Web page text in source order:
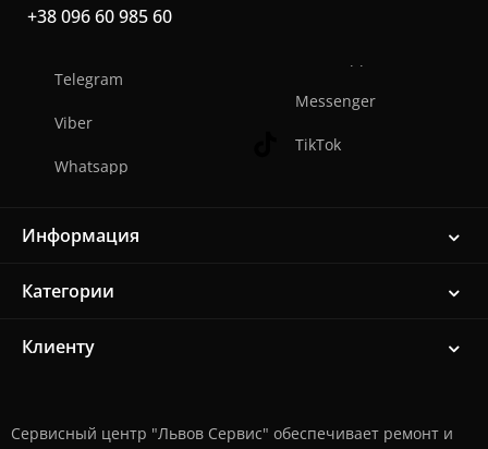
+38 096 60 985 60
Telegram
Viber
Whatsapp
Messenger
TikTok
Информация
Категории
Клиенту
Сервисный центр "Львов Сервис" обеспечивает ремонт и